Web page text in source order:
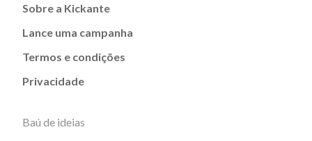
Sobre a Kickante
Lance uma campanha
Termos e condições
Privacidade
Baú de ideias